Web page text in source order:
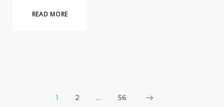
READ MORE
Posts1 2 … 56